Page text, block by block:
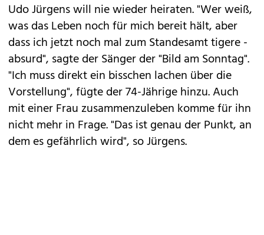
Udo Jürgens will nie wieder heiraten. "Wer weiß,
was das Leben noch für mich bereit hält, aber
dass ich jetzt noch mal zum Standesamt tigere -
absurd", sagte der Sänger der "Bild am Sonntag".
"Ich muss direkt ein bisschen lachen über die
Vorstellung", fügte der 74-Jährige hinzu. Auch
mit einer Frau zusammenzuleben komme für ihn
nicht mehr in Frage. "Das ist genau der Punkt, an
dem es gefährlich wird", so Jürgens.